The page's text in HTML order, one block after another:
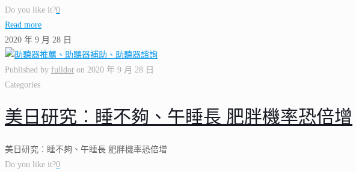
Do you like it?0
Read more
2020 年 9 月 28 日
Published by fulldot on 2020 年 9 月 28 日
Categories
美日研究︰睡不夠、午睡長 肥胖機率恐倍增
美日研究︰睡不夠、午睡長 肥胖機率恐倍增
Do you like it?0